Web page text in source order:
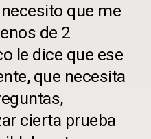
que me
de 2
le dice que ese
que necesita
cierta prueba